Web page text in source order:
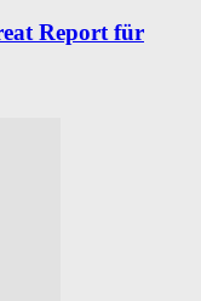
Report für